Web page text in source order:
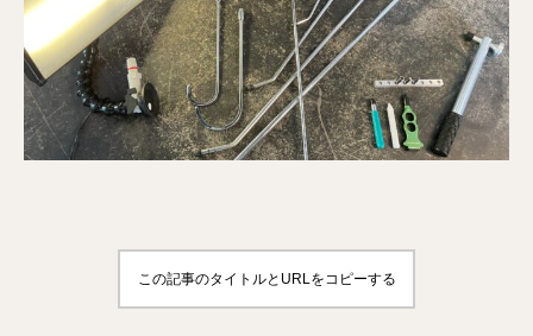
この記事のタイトルとURLをコピーする